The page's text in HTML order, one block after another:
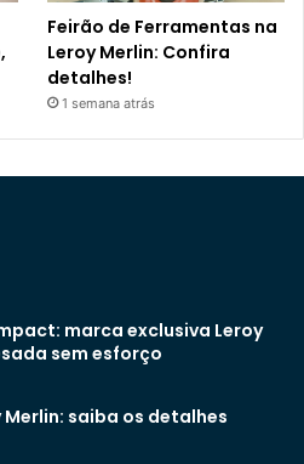
Feirão de Ferramentas na
Leroy Merlin: Confira
detalhes!
1 semana atrás
marca exclusiva Leroy
sem esforço
Merlin: saiba os detalhes